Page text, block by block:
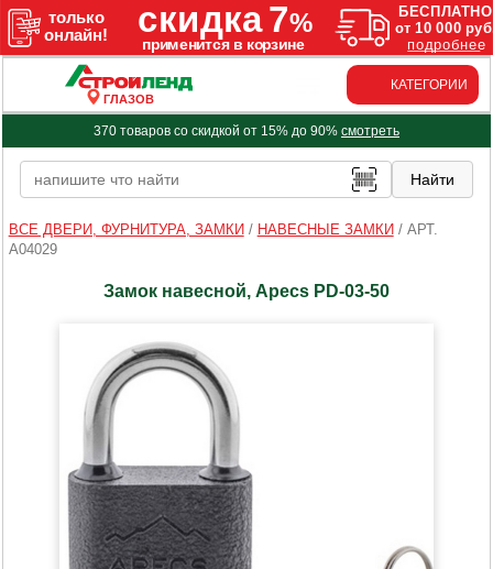
ГЛАЗОВ
КАТЕГОРИИ
370 товаров со скидкой от 15% до 90% смотреть
ВСЕ ДВЕРИ, ФУРНИТУРА, ЗАМКИ / НАВЕСНЫЕ ЗАМКИ / АРТ.
A04029
Замок навесной, Apecs PD-03-50